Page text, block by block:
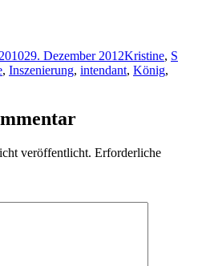
29. Dezember 2012Kristine, S
, Inszenierung, intendant, König,
veröffentlicht. Erforderliche